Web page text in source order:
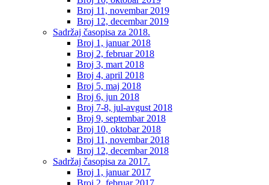
Broj 11, novembar 2019
Broj 12, decembar 2019
Sadržaj časopisa za 2018.
Broj 1, januar 2018
Broj 2, februar 2018
Broj 3, mart 2018
Broj 4, april 2018
Broj 5, maj 2018
Broj 6, jun 2018
Broj 7-8, jul-avgust 2018
Broj 9, septembar 2018
Broj 10, oktobar 2018
Broj 11, novembar 2018
Broj 12, decembar 2018
Sadržaj časopisa za 2017.
Broj 1, januar 2017
Broj 2, februar 2017